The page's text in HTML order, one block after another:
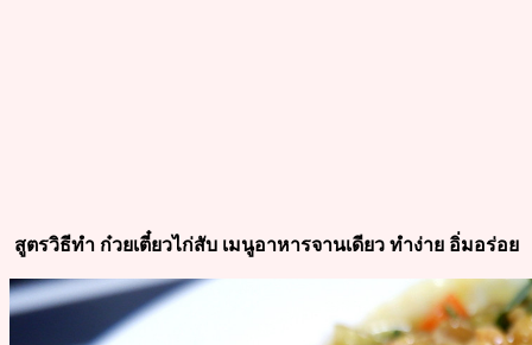
สูตรวิธีทำ ก๋วยเตี๋ยวไก่สับ เมนูอาหารจานเดียว ทำง่ายอิ่มอร่อย